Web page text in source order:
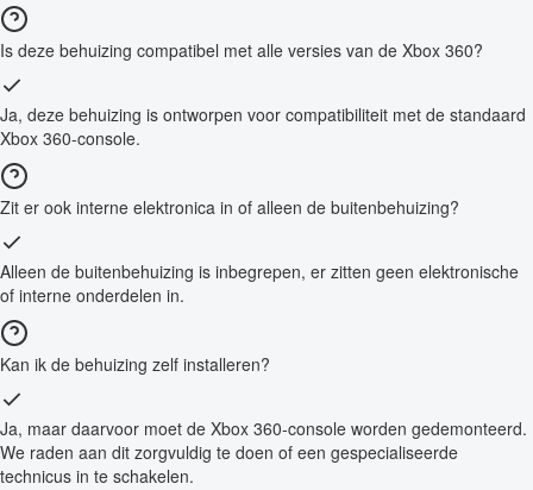
Is deze behuizing compatibel met alle versies van de Xbox 360?
Ja, deze behuizing is ontworpen voor compatibiliteit met de standaard
Xbox 360-console.
Zit er ook interne elektronica in of alleen de buitenbehuizing?
Alleen de buitenbehuizing is inbegrepen, er zitten geen elektronische
of interne onderdelen in.
Kan ik de behuizing zelf installeren?
Ja, maar daarvoor moet de Xbox 360-console worden gedemonteerd.
We raden aan dit zorgvuldig te doen of een gespecialiseerde
technicus in te schakelen.